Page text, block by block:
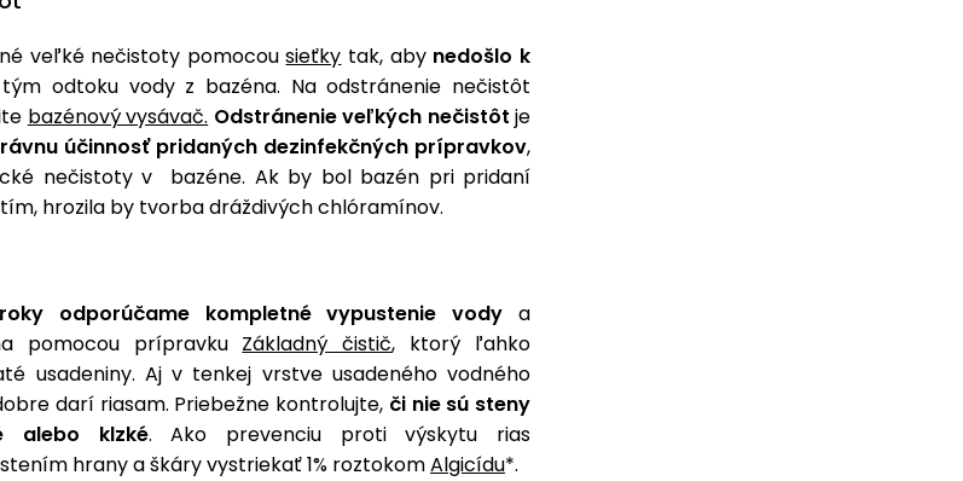
veľké nečistoty pomocousieťky tak, aby nedošlo k
odtoku vody z bazéna. Na odstránenie nečistôt
bazénový vysávač. Odstránenie veľkých nečistôt je
účinnosť pridaných dezinfekčných prípravkov,
nečistoty v bazéne. Ak by bol bazén pri pridaní
hrozila by tvorba dráždivých chlóramínov.
odporúčame kompletné vypustenie vody a
pomocou prípravku Základný čistič, ktorý ľahko
usadeniny. Aj v tenkej vrstve usadeného vodného
darí riasam. Priebežne kontrolujte, či nie sú steny
alebo klzké. Ako prevenciu proti výskytu rias
hrany a škáry vystriekať 1% roztokomAlgicídu*.